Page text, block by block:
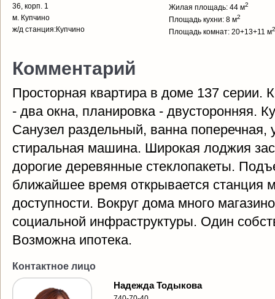
36, корп. 1
м. Купчино
ж/д станция:Купчино
Жилая площадь: 44 м2
Площадь кухни: 8 м2
Площадь комнат: 20+13+11 м2
Комментарий
Просторная квартира в доме 137 серии.
- два окна, планировка - двусторонняя.
Санузел раздельный, ванна поперечная,
стиральная машина. Широкая лоджия
дорогие деревянные стеклопакеты.
ближайшее время открывается станция
доступности. Вокруг дома много
социальной инфраструктуры. Один
Возможна ипотека.
Контактное лицо
Надежда Тодыкова